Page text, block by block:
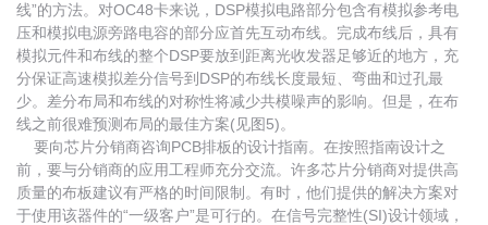
线”的方法。对OC48卡来说，DSP模拟电路部分包含有模拟参考电
压和模拟电源旁路电容的部分应首先互动布线。完成布线后，具有
模拟元件和布线的整个DSP要放到距离光收发器足够近的地方，充
分保证高速模拟差分信号到DSP的布线长度最短、弯曲和过孔最
少。差分布局和布线的对称性将减少共模噪声的影响。但是，在布
线之前很难预测布局的最佳方案(见图5)。
要向芯片分销商咨询PCB排板的设计指南。在按照指南设计之
前，要与分销商的应用工程师充分交流。许多芯片分销商对提供高
质量的布板建议有严格的时间限制。有时，他们提供的解决方案对
于使用该器件的“一级客户”是可行的。在信号完整性(SI)设计领域，